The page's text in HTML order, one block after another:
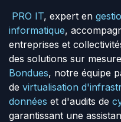
PRO IT, expert en
informatique,
entreprises et
des solutions sur
Bondues, notre équipe
de virtualisation
données et d'audits de
garantissant une